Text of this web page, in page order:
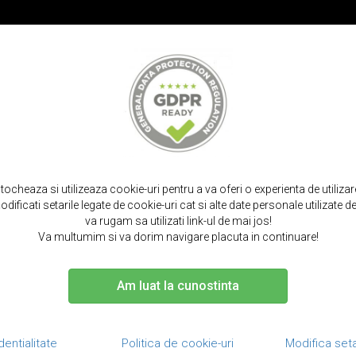
CURELE SMARTWATCH TOCURI SI SACULETI
SAMSUNG - Z
Culoare Tip husa Tip material
si utilizeaza cookie-uri pentru a va oferi o experienta de
setarile legate de cookie-uri cat si alte date personale utilizate
va rugam sa utilizati link-ul de mai jos!
Va multumim si va dorim navigare placuta in continuare!
Am luat la cunostinta
Politica de cookie-uri Modifica